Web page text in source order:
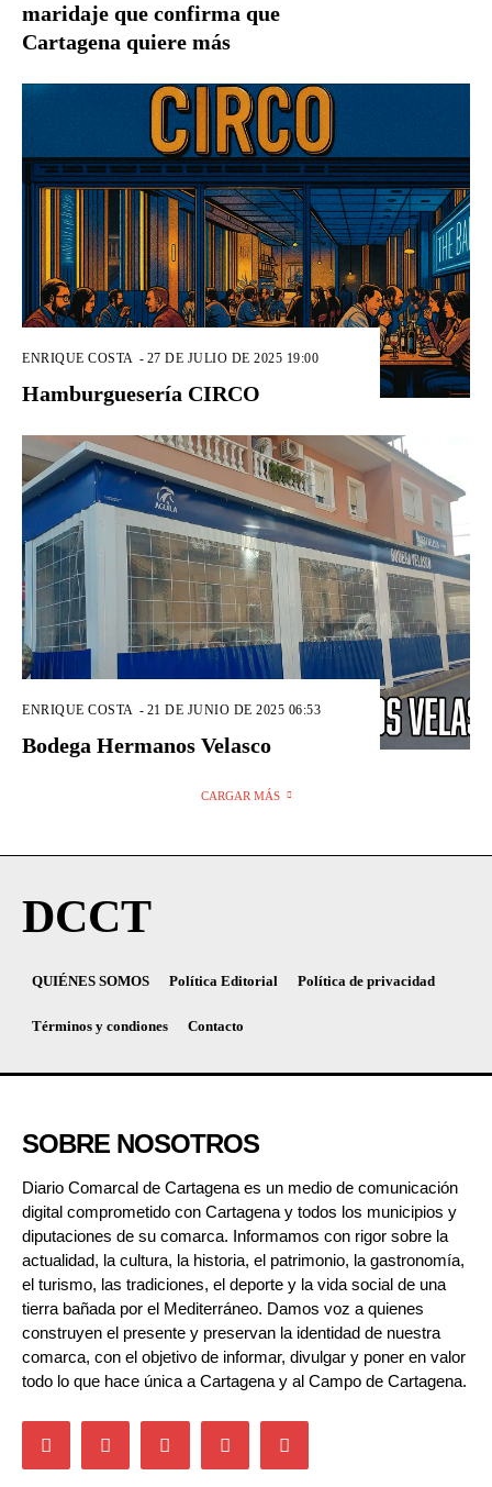
maridaje que confirma que
Cartagena quiere más
ENRIQUE COSTA - 27 DE JULIO DE 2025 19:00
Hamburguesería CIRCO
ENRIQUE COSTA - 21 DE JUNIO DE 2025 06:53
Bodega Hermanos Velasco
CARGAR MÁS
DCCT
QUIÉNES SOMOS Política Editorial Política de privacidad
Términos y condiones Contacto
SOBRE NOSOTROS
Diario Comarcal de Cartagena es un medio de comunicación
digital comprometido con Cartagena y todos los municipios y
diputaciones de su comarca. Informamos con rigor sobre la
actualidad, la cultura, la historia, el patrimonio, la gastronomía,
el turismo, las tradiciones, el deporte y la vida social de una
tierra bañada por el Mediterráneo. Damos voz a quienes
construyen el presente y preservan la identidad de nuestra
comarca, con el objetivo de informar, divulgar y poner en valor
todo lo que hace única a Cartagena y al Campo de Cartagena.